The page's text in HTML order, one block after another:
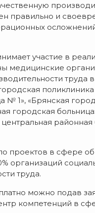
правильно и
участие в
медицинские
труда
№ 1», «Брянская
городская
проектов в сфере
организаций
труда.
можно подав
компетенций в